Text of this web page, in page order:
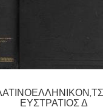
ΕΥΣΤΡΆΤΙΟΣ Δ